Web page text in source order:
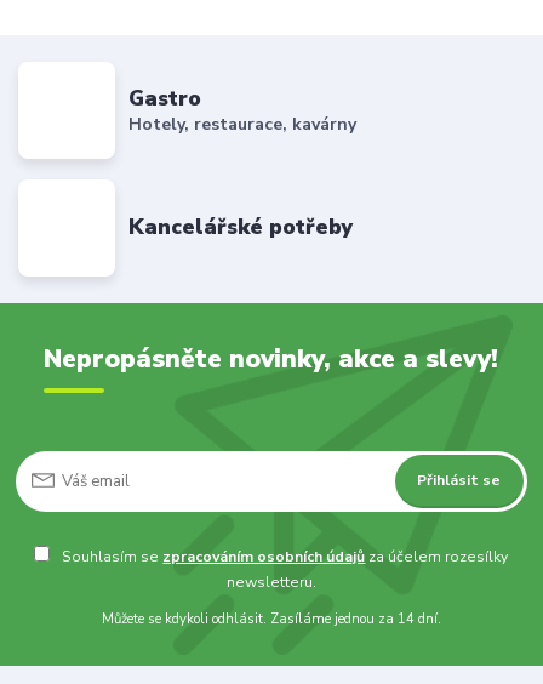
Gastro
Hotely, restaurace, kavárny
Kancelářské potřeby
Nepropásněte novinky, akce a slevy!
Přihlásit se
Souhlasím se zpracováním osobních údajů za účelem rozesílky
newsletteru.
Můžete se kdykoli odhlásit. Zasíláme jednou za 14 dní.